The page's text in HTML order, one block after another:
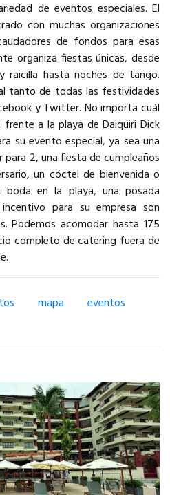
de eventos especiales. El
con muchas organizaciones
de fondos para esas
organiza fiestas únicas, desde
raicilla hasta noches de tango.
tanto de todas las festividades
y Twitter. No importa cuál
a la playa de Daiquiri Dick
su evento especial, ya sea una
2, una fiesta de cumpleaños
un cóctel de bienvenida o
boda en la playa, una posada
para su empresa son
Podemos acomodar hasta 175
completo de catering fuera de
mapa
eventos